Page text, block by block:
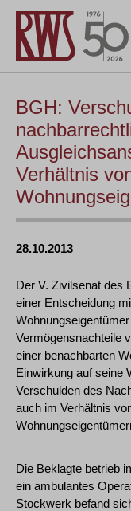
BGH:
Verhältnis
28.10.2013
Der V. Zivilsenat des
einer Entscheidung
Vermögensnachteile
einer benachbarten
Einwirkung auf seine
Verschulden des
auch im Verhältnis
Die Beklagte betrieb
ein ambulantes
Stockwerk befand